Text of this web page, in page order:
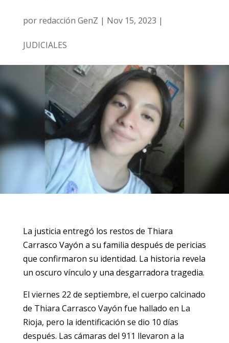
por redacción GenZ | Nov 15, 2023 |
JUDICIALES
La justicia entregó los restos de Thiara
Carrasco Vayón a su familia después de pericias
que confirmaron su identidad. La historia revela
un oscuro vínculo y una desgarradora tragedia.
El viernes 22 de septiembre, el cuerpo calcinado
de Thiara Carrasco Vayón fue hallado en La
Rioja, pero la identificación se dio 10 días
después. Las cámaras del 911 llevaron a la